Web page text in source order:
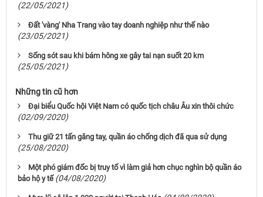
(22/05/2021)
Đất 'vàng' Nha Trang vào tay doanh nghiệp như thế nào
(23/05/2021)
Sống sót sau khi bám hông xe gây tai nạn suốt 20 km
(25/05/2021)
Những tin cũ hơn
Đại biểu Quốc hội Việt Nam có quốc tịch châu Âu xin thôi chức
(02/09/2020)
Thu giữ 21 tấn găng tay, quần áo chống dịch đã qua sử dụng
(25/08/2020)
Một phó giám đốc bị truy tố vì làm giả hơn chục nghìn bộ quần áo
bảo hộ y tế (04/08/2020)